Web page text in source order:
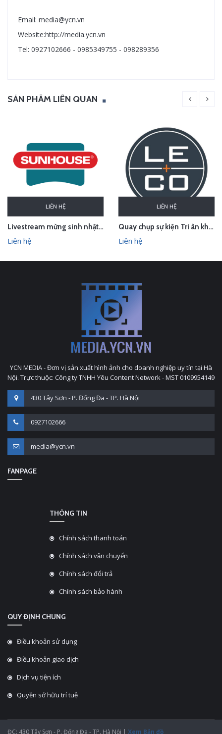
Email: media@ycn.vn
Website:http://media.ycn.vn
Tel: 0927102666 - 0985349755 - 098289356
SẢN PHẨM LIÊN QUAN
LIÊN HỆ
Livestream mừng sinh nhật Sunhouse
Liên hệ
LIÊN HỆ
Quay chụp sự kiện Tri ân khách hàng Le & Co Estate Agents
Liên hệ
YCN MEDIA - Đơn vị sản xuất hình ảnh cho doanh nghiệp uy tín tại Hà
Nội. Trực thuộc: Công ty TNHH Yêu Content Network - MST 0109954149
430 Tây Sơn - P. Đống Đa - TP. Hà Nội
0927102666
media@ycn.vn
FANPAGE
THÔNG TIN
Chính sách thanh toán
Chính sách vận chuyển
Chính sách đổi trả
Chính sách bảo hành
QUY ĐỊNH CHUNG
Điều khoản sử dụng
Điều khoản giao dịch
Dịch vụ tiện ích
Quyền sở hữu trí tuệ
ĐC: 430 Tây Sơn - P. Đống Đa - TP. Hà Nội | Xem Bản đồ